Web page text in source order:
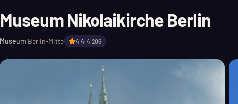
Museum Nikolaikirche Berlin
Museum·Berlin-Mitte 4.4· 4.206